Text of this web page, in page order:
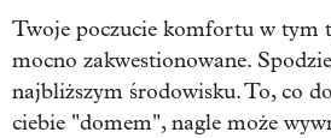
Twoje poczucie komfortu w tym
mocno zakwestionowane.
najbliższym środowisku. To, co
ciebie "domem", nagle może